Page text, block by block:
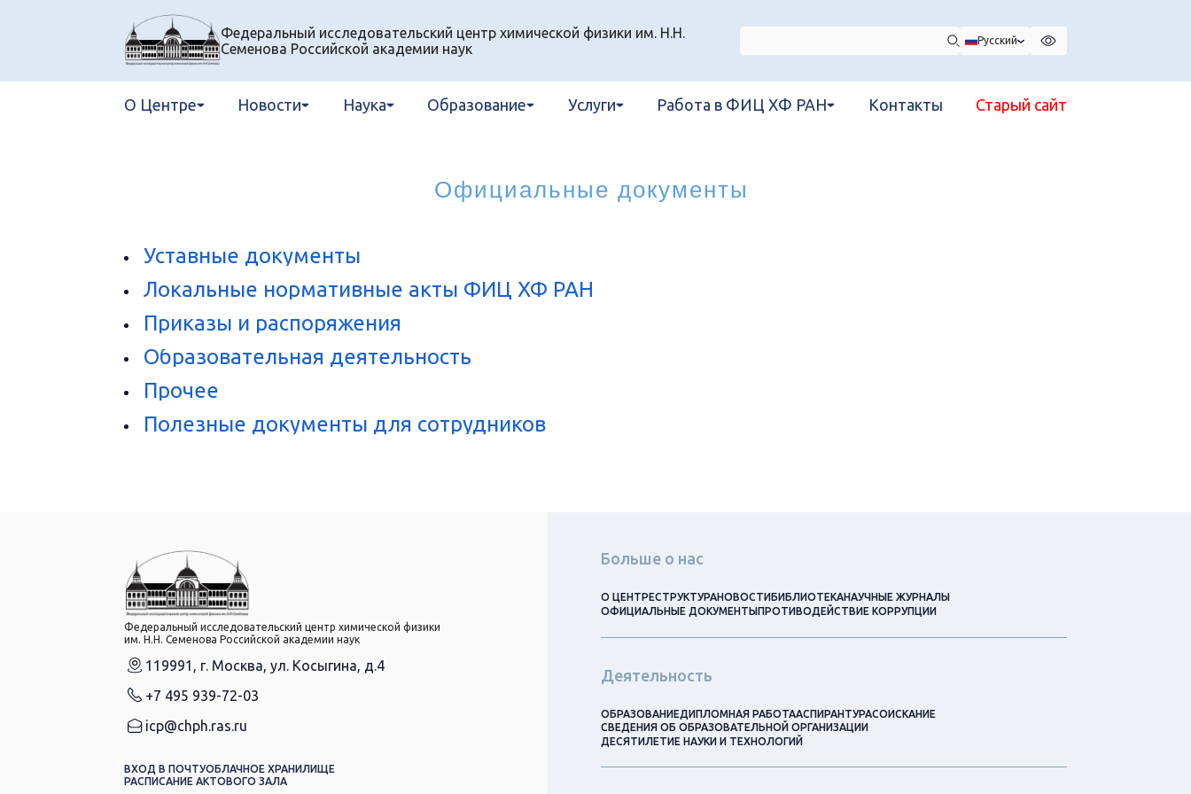
Федеральный исследовательский центр химической физики им. Н.Н.
Семенова Российской академии наук
Русский
О Центре Новости Наука Образование Услуги Работа в ФИЦ ХФ РАН Контакты Старый сайт
Официальные документы
Уставные документы
Локальные нормативные акты ФИЦ ХФ РАН
Приказы и распоряжения
Образовательная деятельность
Прочее
Полезные документы для сотрудников
Федеральный исследовательский центр химической физики
им. Н.Н. Семенова Российской академии наук
119991, г. Москва, ул. Косыгина, д.4
+7 495 939-72-03
icp@chph.ras.ru
ВХОД В ПОЧТУОБЛАЧНОЕ ХРАНИЛИЩЕ
РАСПИСАНИЕ АКТОВОГО ЗАЛА
Больше о нас
О ЦЕНТРЕСТРУКТУРАНОВОСТИБИБЛИОТЕКАНАУЧНЫЕ ЖУРНАЛЫ
ОФИЦИАЛЬНЫЕ ДОКУМЕНТЫПРОТИВОДЕЙСТВИЕ КОРРУПЦИИ
Деятельность
ОБРАЗОВАНИЕДИПЛОМНАЯ РАБОТААСПИРАНТУРАСОИСКАНИЕ
СВЕДЕНИЯ ОБ ОБРАЗОВАТЕЛЬНОЙ ОРГАНИЗАЦИИ
ДЕСЯТИЛЕТИЕ НАУКИ И ТЕХНОЛОГИЙ